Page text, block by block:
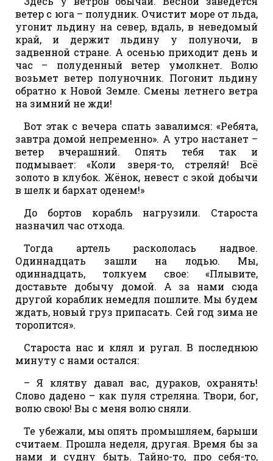
ветер с юга – полудник. Очистит море от льда,
угонит льдину на север, вдаль, в неведомый
край, и держит льдину у полуночи, в
задвенной стране. А осенью приходит день и
час – полуденный ветер умолкнет. Волю
возьмет ветер полуночник. Погонит льдину
обратно к Новой Земле. Смены летнего ветра
на зимний не жди!
Вот этак с вечера спать завалимся: «Ребята,
завтра домой непременно». А утро настанет –
ветер вчерашний. Опять тебя так и
подмывает: «Коли зверя-то, стреляй! Всё
золото в клубок. Жёнок, невест с экой добычи
в шелк и бархат оденем!»
До бортов корабль нагрузили. Староста
назначил час отхода.
Тогда артель раскололась надвое.
Одиннадцать зашли на лодью. Мы,
одиннадцать, толкуем свое: «Плывите,
доставьте добычу домой. А за нами сюда
другой кораблик немедля пошлите. Мы будем
ждать, новый груз припасать. Сей год зима не
торопится».
Староста нас и клял и ругал. В последнюю
минуту с нами остался:
– Я клятву давал вас, дураков, охранять!
Слово дадено – как пуля стреляна. Твори, бог,
волю свою! Вы с меня волю сняли.
Те убежали, мы опять промышляем, барыши
считаем. Прошла неделя, другая. Время бы за
нами и судну быть. Тайно-то, про себя-то,